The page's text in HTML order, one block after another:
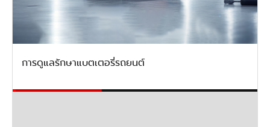
การดูแลรักษาแบตเตอรี่รถยนต์